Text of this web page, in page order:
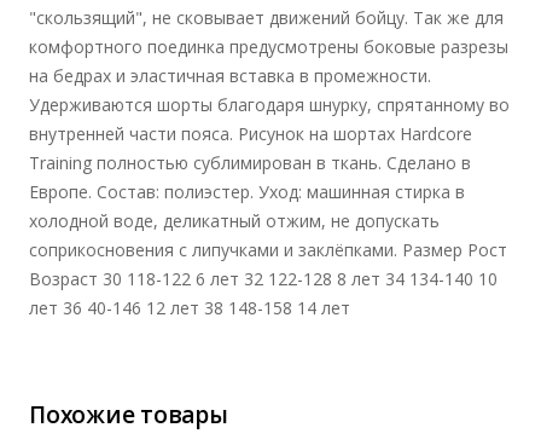
"скользящий", не сковывает движений бойцу. Так же для
комфортного поединка предусмотрены боковые разрезы
на бедрах и эластичная вставка в промежности.
Удерживаются шорты благодаря шнурку, спрятанному во
внутренней части пояса. Рисунок на шортах Hardcore
Training полностью сублимирован в ткань. Сделано в
Европе. Состав: полиэстер. Уход: машинная стирка в
холодной воде, деликатный отжим, не допускать
соприкосновения с липучками и заклёпками. Размер Рост
Возраст 30 118-122 6 лет 32 122-128 8 лет 34 134-140 10
лет 36 40-146 12 лет 38 148-158 14 лет
Похожие товары